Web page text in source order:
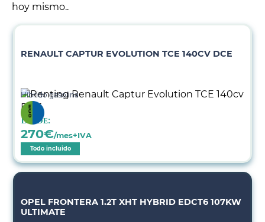
hoy mismo..
RENAULT CAPTUR EVOLUTION TCE 140CV DCE
Híbrido gasolina
Desde:
270€/mes+IVA
Todo incluido
OPEL FRONTERA 1.2T XHT HYBRID EDCT6 107KW
ULTIMATE